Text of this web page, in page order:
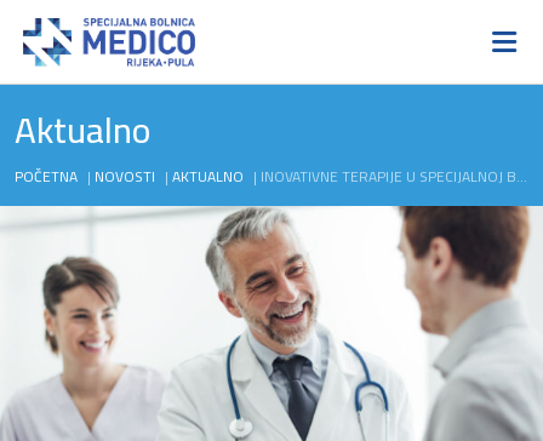
Aktualno
POČETNA | NOVOSTI |AKTUALNO | INOVATIVNE TERAPIJE U SPECIJALNOJ BOLNICI MEDICO